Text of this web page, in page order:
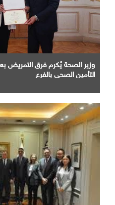
وزير الصحة يُكرم فرق التمريض
التأمين الصحى بالفرع